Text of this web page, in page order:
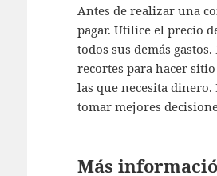
Antes de realizar una
pagar. Utilice el precio
todos sus demás
recortes para hacer
las que necesita
tomar mejores
Más